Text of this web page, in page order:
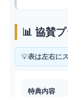
📊 協賛
💡表は左右に
特典内容